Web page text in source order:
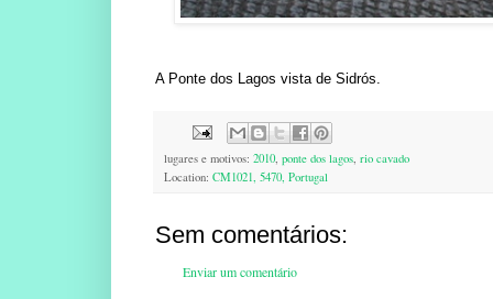
A Ponte dos Lagos vista de Sidrós.
lugares e motivos: 2010, ponte dos lagos, rio cavado
Location: CM1021, 5470, Portugal
Sem comentários:
Enviar um comentário